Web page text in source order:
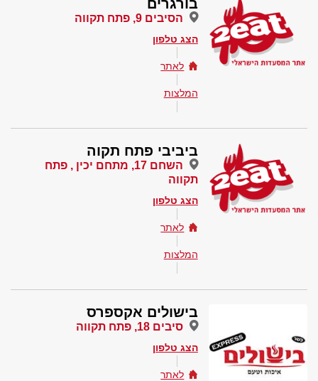
בורגרים
הסיבים 9, פתח תקווה
הצג טלפון
לאתר
המלצות
ביביבי פתח תקוה
השחם 17, מתחם יכין , פתח
תקווה
הצג טלפון
לאתר
המלצות
בישולים אקספרס
סיבים 18, פתח תקווה
הצג טלפון
לאתר